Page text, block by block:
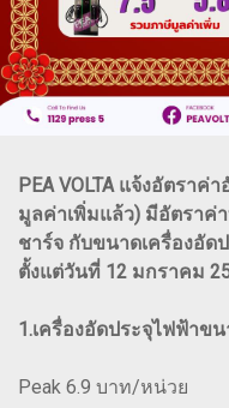
PEA VOLTA แจ้งอัตรา
มูลค่าเพิ่มแล้ว) มีอัตราค่
ชาร์จ กับขนาดเครื่องอัด
ตั้งแต่วันที่ 12 มกราคม
1.เครื่องอัดประจุไฟฟ้าขน
Peak 6.9 บาท/หน่วย